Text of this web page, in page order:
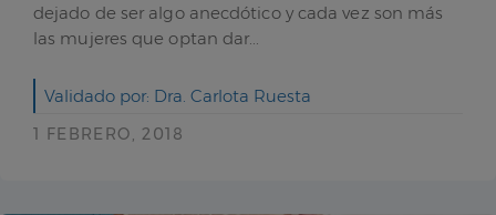
dejado de ser algo anecdótico y cada vez son más
las mujeres que optan dar...
Validado por: Dra. Carlota Ruesta
1 FEBRERO, 2018